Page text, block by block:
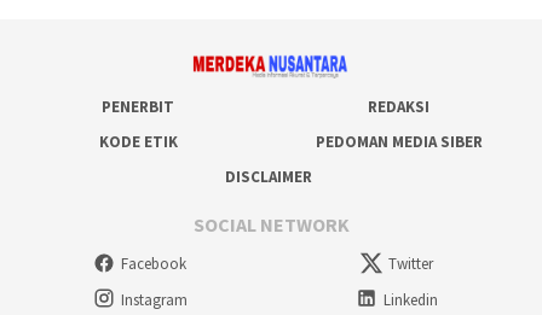
PENERBIT
REDAKSI
KODE ETIK
PEDOMAN MEDIA SIBER
DISCLAIMER
SOCIAL NETWORK
Facebook
Twitter
Instagram
Linkedin